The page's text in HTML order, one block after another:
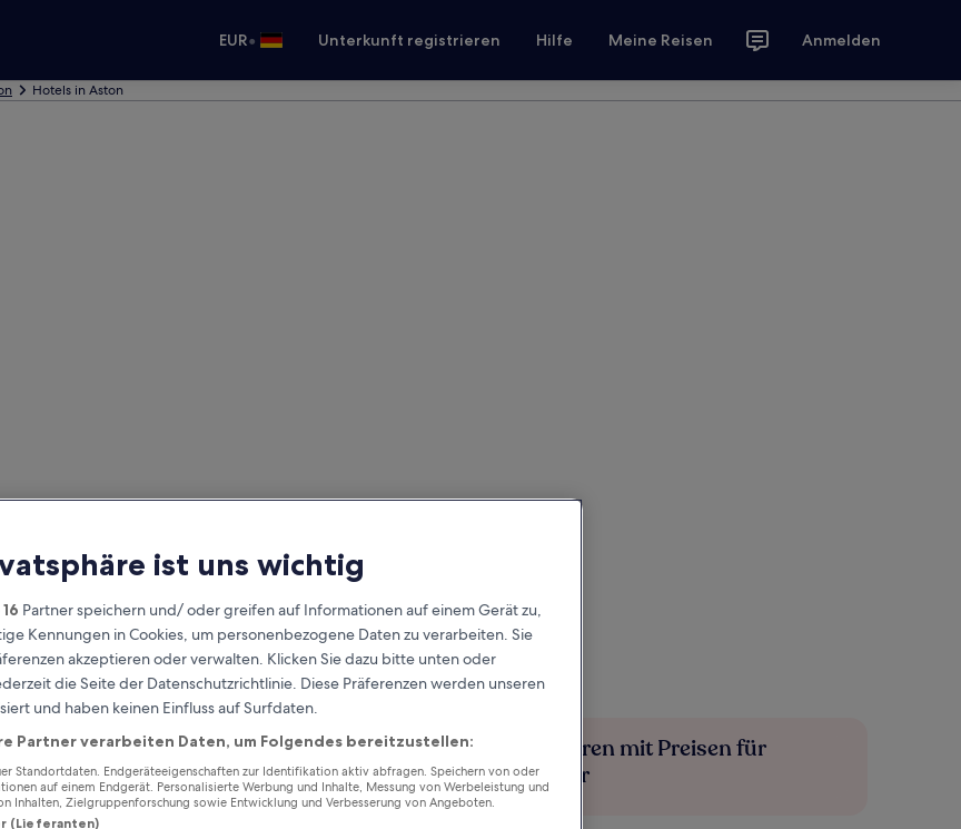
EUR• Unterkunft registrieren Hilfe Meine Reisen Anmelden
Hotels in Aston
Verdiene Prämien für jede
wahrgenommene Übernachtung
Mehr sparen mit Preisen für
Mitglieder
ist uns wichtig
16 Partner speichern und/ oder greifen auf Informationen auf einem Gerät zu,
Kennungen in Cookies, um personenbezogene Daten zu verarbeiten. Sie
akzeptieren oder verwalten. Klicken Sie dazu bitte unten oder
die Seite der Datenschutzrichtlinie. Diese Präferenzen werden unseren
und haben keinen Einfluss auf Surfdaten.
Partner verarbeiten Daten, um Folgendes bereitzustellen:
Standortdaten. Endgeräteeigenschaften zur Identifikation aktiv abfragen. Speichern von oder
auf einem Endgerät. Personalisierte Werbung und Inhalte, Messung von Werbeleistung und
Inhalten, Zielgruppenforschung sowie Entwicklung und Verbesserung von Angeboten.
(Lieferanten)